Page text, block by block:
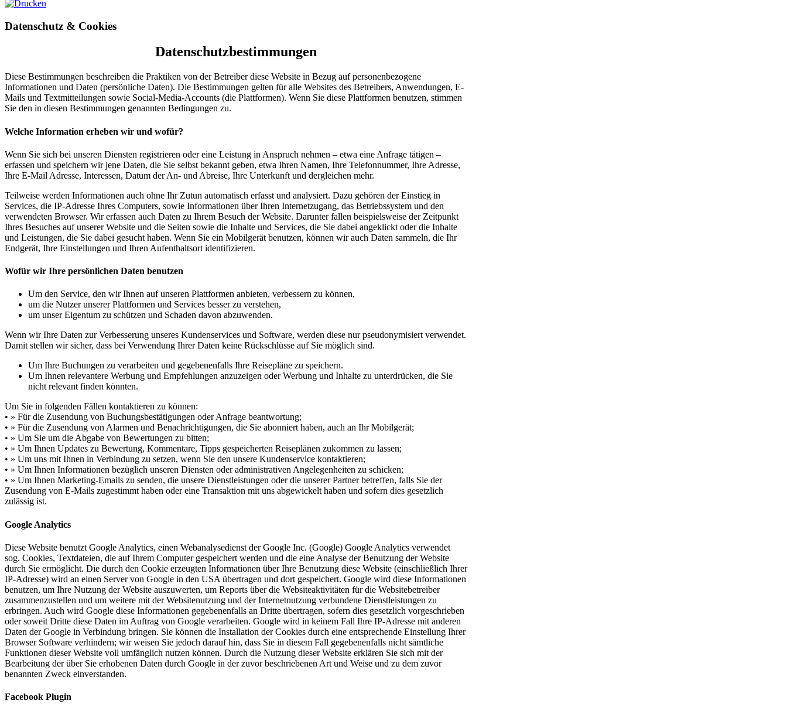
Datenschutz & Cookies
Datenschutzbestimmungen
Diese Bestimmungen beschreiben die Praktiken von der Betreiber diese Website in Bezug auf personenbezogene
Informationen und Daten (persönliche Daten). Die Bestimmungen gelten für alle Websites des Betreibers, Anwendungen, E-
Mails und Textmitteilungen sowie Social-Media-Accounts (die Plattformen). Wenn Sie diese Plattformen benutzen, stimmen
Sie den in diesen Bestimmungen genannten Bedingungen zu.
Welche Information erheben wir und wofür?
Wenn Sie sich bei unseren Diensten registrieren oder eine Leistung in Anspruch nehmen – etwa eine Anfrage tätigen –
erfassen und speichern wir jene Daten, die Sie selbst bekannt geben, etwa Ihren Namen, Ihre Telefonnummer, Ihre Adresse,
Ihre E-Mail Adresse, Interessen, Datum der An- und Abreise, Ihre Unterkunft und dergleichen mehr.
Teilweise werden Informationen auch ohne Ihr Zutun automatisch erfasst und analysiert. Dazu gehören der Einstieg in
Services, die IP-Adresse Ihres Computers, sowie Informationen über Ihren Internetzugang, das Betriebssystem und den
verwendeten Browser. Wir erfassen auch Daten zu Ihrem Besuch der Website. Darunter fallen beispielsweise der Zeitpunkt
Ihres Besuches auf unserer Website und die Seiten sowie die Inhalte und Services, die Sie dabei angeklickt oder die Inhalte
und Leistungen, die Sie dabei gesucht haben. Wenn Sie ein Mobilgerät benutzen, können wir auch Daten sammeln, die Ihr
Endgerät, Ihre Einstellungen und Ihren Aufenthaltsort identifizieren.
Wofür wir Ihre persönlichen Daten benutzen
Um den Service, den wir Ihnen auf unseren Plattformen anbieten, verbessern zu können,
um die Nutzer unserer Plattformen und Services besser zu verstehen,
um unser Eigentum zu schützen und Schaden davon abzuwenden.
Wenn wir Ihre Daten zur Verbesserung unseres Kundenservices und Software, werden diese nur pseudonymisiert verwendet.
Damit stellen wir sicher, dass bei Verwendung Ihrer Daten keine Rückschlüsse auf Sie möglich sind.
Um Ihre Buchungen zu verarbeiten und gegebenenfalls Ihre Reisepläne zu speichern.
Um Ihnen relevantere Werbung und Empfehlungen anzuzeigen oder Werbung und Inhalte zu unterdrücken, die Sie
nicht relevant finden könnten.
Um Sie in folgenden Fällen kontaktieren zu können:
• » Für die Zusendung von Buchungsbestätigungen oder Anfrage beantwortung;
• » Für die Zusendung von Alarmen und Benachrichtigungen, die Sie abonniert haben, auch an Ihr Mobilgerät;
• » Um Sie um die Abgabe von Bewertungen zu bitten;
• » Um Ihnen Updates zu Bewertung, Kommentare, Tipps gespeicherten Reiseplänen zukommen zu lassen;
• » Um uns mit Ihnen in Verbindung zu setzen, wenn Sie den unsere Kundenservice kontaktieren;
• » Um Ihnen Informationen bezüglich unseren Diensten oder administrativen Angelegenheiten zu schicken;
• » Um Ihnen Marketing-Emails zu senden, die unsere Dienstleistungen oder die unserer Partner betreffen, falls Sie der
Zusendung von E-Mails zugestimmt haben oder eine Transaktion mit uns abgewickelt haben und sofern dies gesetzlich
zulässig ist.
Google Analytics
Diese Website benutzt Google Analytics, einen Webanalysedienst der Google Inc. (Google) Google Analytics verwendet
sog. Cookies, Textdateien, die auf Ihrem Computer gespeichert werden und die eine Analyse der Benutzung der Website
durch Sie ermöglicht. Die durch den Cookie erzeugten Informationen über Ihre Benutzung diese Website (einschließlich Ihrer
IP-Adresse) wird an einen Server von Google in den USA übertragen und dort gespeichert. Google wird diese Informationen
benutzen, um Ihre Nutzung der Website auszuwerten, um Reports über die Websiteaktivitäten für die Websitebetreiber
zusammenzustellen und um weitere mit der Websitenutzung und der Internetnutzung verbundene Dienstleistungen zu
erbringen. Auch wird Google diese Informationen gegebenenfalls an Dritte übertragen, sofern dies gesetzlich vorgeschrieben
oder soweit Dritte diese Daten im Auftrag von Google verarbeiten. Google wird in keinem Fall Ihre IP-Adresse mit anderen
Daten der Google in Verbindung bringen. Sie können die Installation der Cookies durch eine entsprechende Einstellung Ihrer
Browser Software verhindern; wir weisen Sie jedoch darauf hin, dass Sie in diesem Fall gegebenenfalls nicht sämtliche
Funktionen dieser Website voll umfänglich nutzen können. Durch die Nutzung dieser Website erklären Sie sich mit der
Bearbeitung der über Sie erhobenen Daten durch Google in der zuvor beschriebenen Art und Weise und zu dem zuvor
benannten Zweck einverstanden.
Facebook Plugin